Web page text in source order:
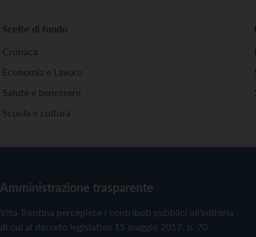
Scelte di fondo
Cronaca
Economia e Lavoro
Salute e benessere
Scuola e cultura
Amministrazione trasparente
Vita Trentina percepisce i contributi pubblici all'editoria
di cui al decreto legislativo 15 maggio 2017, n. 70.